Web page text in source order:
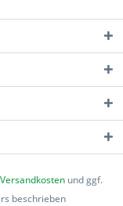
Versandkosten und ggf.
beschrieben